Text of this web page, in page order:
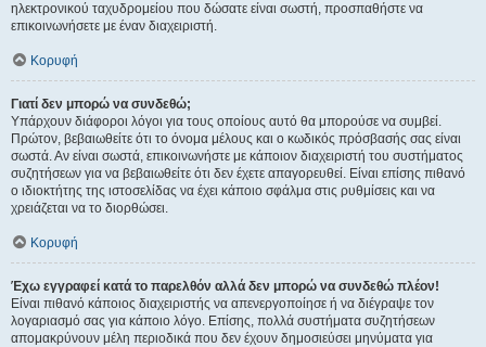
ηλεκτρονικού ταχυδρομείου που δώσατε είναι σωστή, προσπαθήστε να
επικοινωνήσετε με έναν διαχειριστή.
Κορυφή
Γιατί δεν μπορώ να συνδεθώ;
Υπάρχουν διάφοροι λόγοι για τους οποίους αυτό θα μπορούσε να συμβεί.
Πρώτον, βεβαιωθείτε ότι το όνομα μέλους και ο κωδικός πρόσβασής σας είναι
σωστά. Αν είναι σωστά, επικοινωνήστε με κάποιον διαχειριστή του συστήματος
συζητήσεων για να βεβαιωθείτε ότι δεν έχετε απαγορευθεί. Είναι επίσης πιθανό
ο ιδιοκτήτης της ιστοσελίδας να έχει κάποιο σφάλμα στις ρυθμίσεις και να
χρειάζεται να το διορθώσει.
Κορυφή
Έχω εγγραφεί κατά το παρελθόν αλλά δεν μπορώ να συνδεθώ πλέον!
Είναι πιθανό κάποιος διαχειριστής να απενεργοποίησε ή να διέγραψε τον
λογαριασμό σας για κάποιο λόγο. Επίσης, πολλά συστήματα συζητήσεων
απομακρύνουν μέλη περιοδικά που δεν έχουν δημοσιεύσει μηνύματα για